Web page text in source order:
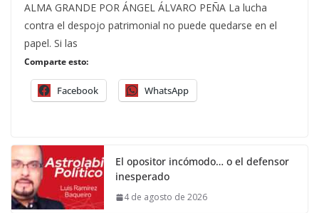
ALMA GRANDE POR ÁNGEL ÁLVARO PEÑA La lucha
contra el despojo patrimonial no puede quedarse en el
papel. Si las
Comparte esto:
Facebook WhatsApp
El opositor incómodo… o el defensor
inesperado
4 de agosto de 2026